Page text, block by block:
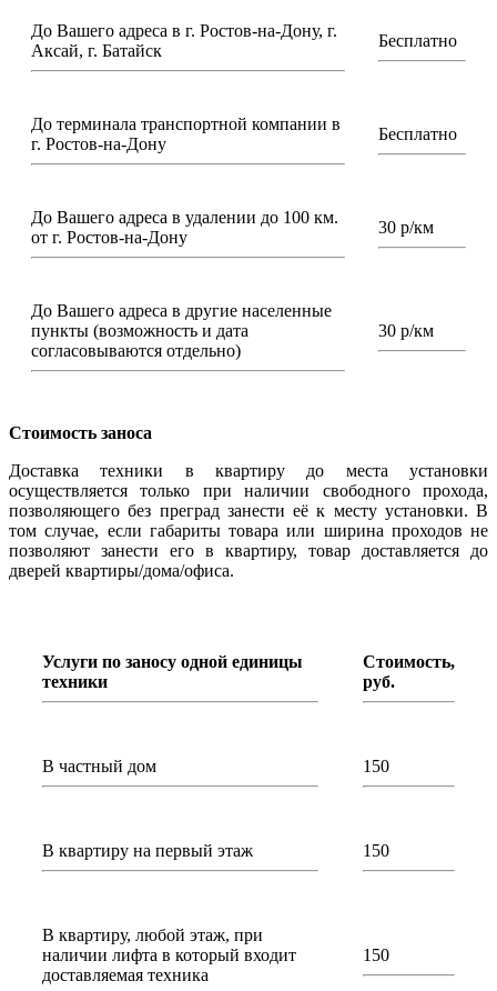
До Вашего адреса в г. Ростов-на-Дону, г.
Аксай, г. Батайск
Бесплатно
До терминала транспортной компании в
г. Ростов-на-Дону
Бесплатно
До Вашего адреса в удалении до 100 км.
от г. Ростов-на-Дону
30 р/км
До Вашего адреса в другие населенные
пункты (возможность и дата
согласовываются отдельно)
30 р/км
Стоимость заноса
Доставка техники в квартиру до места установки
осуществляется только при наличии свободного прохода,
позволяющего без преград занести её к месту установки. В
том случае, если габариты товара или ширина проходов не
позволяют занести его в квартиру, товар доставляется до
дверей квартиры/дома/офиса.
Услуги по заносу одной единицы
техники
Стоимость,
руб.
В частный дом 150
В квартиру на первый этаж 150
В квартиру, любой этаж, при
наличии лифта в который входит
доставляемая техника
150